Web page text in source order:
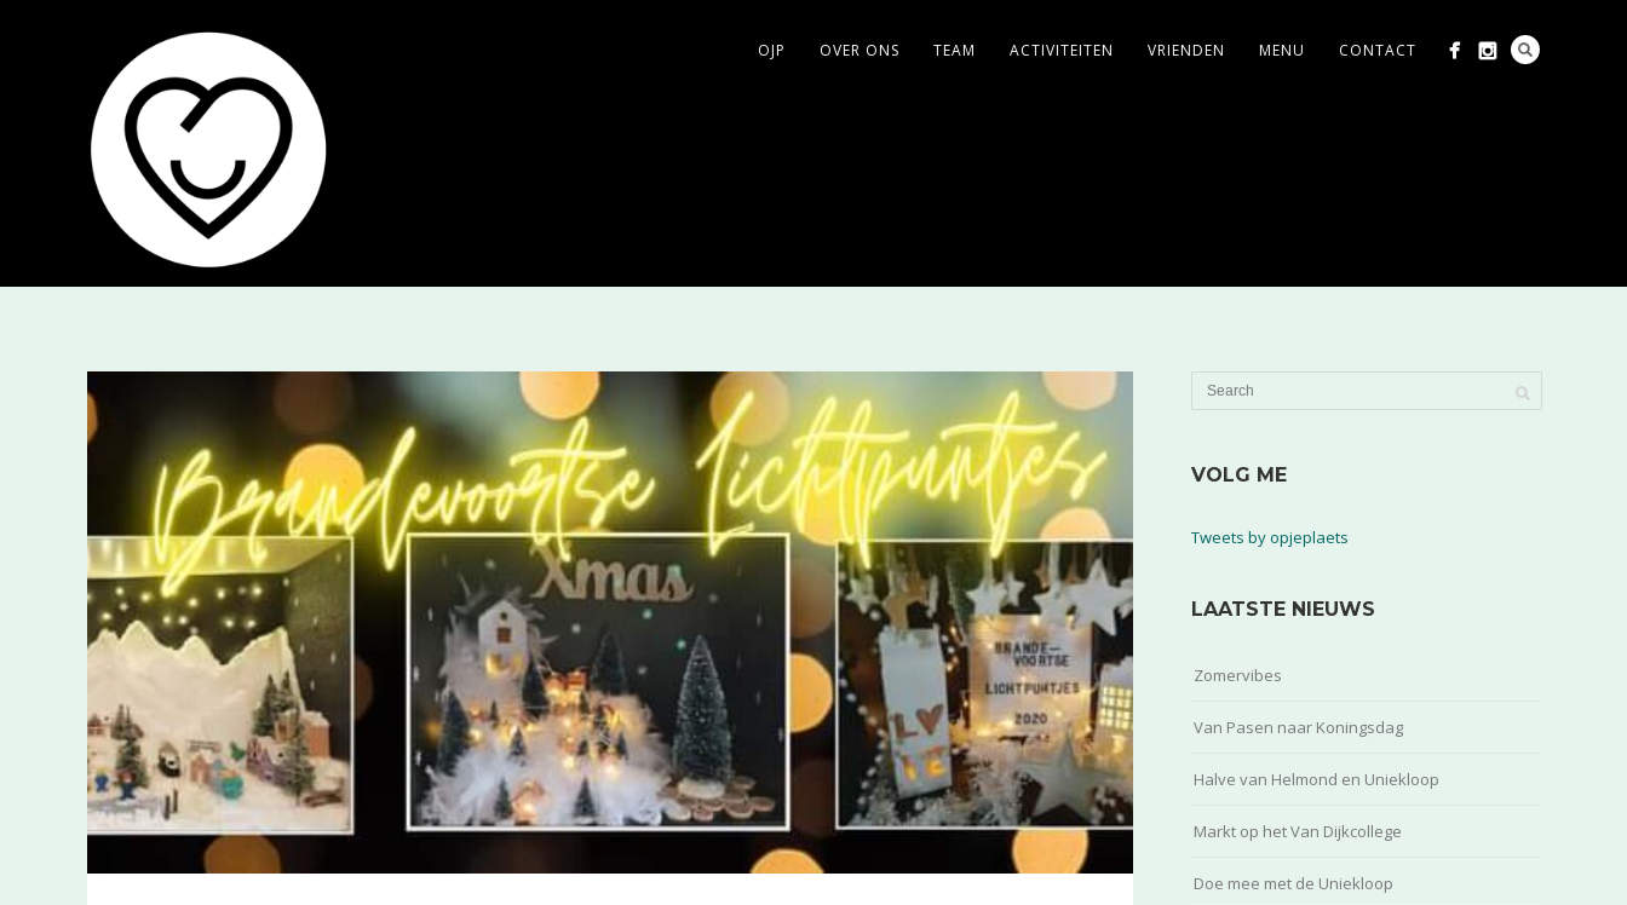
OJP OVER ONS TEAM ACTIVITEITEN VRIENDEN MENU CONTACT
VOLG ME
Tweets by opjeplaets
LAATSTE NIEUWS
Zomervibes
Van Pasen naar Koningsdag
Halve van Helmond en Uniekloop
Markt op het Van Dijkcollege
Doe mee met de Uniekloop